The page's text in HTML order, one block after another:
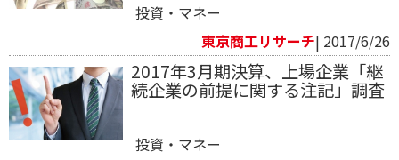
投資・マネー
東京商工リサーチ| 2017/6/26
2017年3月期決算、上場企業「継
続企業の前提に関する注記」調査
投資・マネー